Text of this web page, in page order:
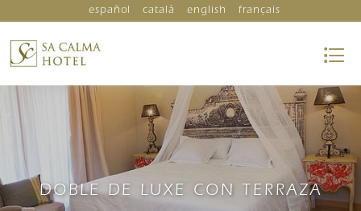
español català english français
DOBLE DE LUXE CON TERRAZA